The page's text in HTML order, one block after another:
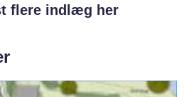
flere indlæg her